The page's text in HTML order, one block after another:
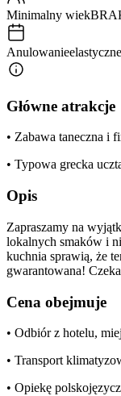
Minimalny wiek
Anulowanieelastyczne
Główne atrakcje
• Zabawa taneczna i
• Typowa grecka
Opis
Zapraszamy na
lokalnych smaków i
kuchnia sprawią, że
gwarantowana!
Cena obejmuje
• Odbiór z hotelu,
• Transport
• Opiekę